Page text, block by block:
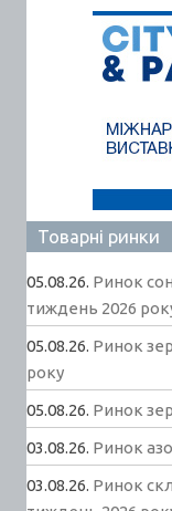
Товарні ринки
05.08.26. Ринок
тиждень 2026
05.08.26. Ринок
року
05.08.26. Ринок
03.08.26. Ринок
03.08.26. Ринок